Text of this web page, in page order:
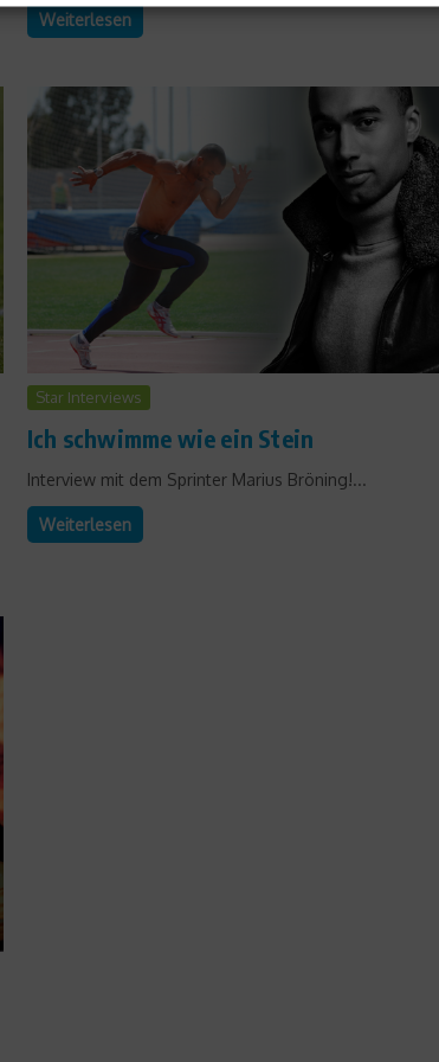
Weiterlesen
Star Interviews
Ich schwimme wie ein Stein
Interview mit dem Sprinter Marius Bröning!...
Weiterlesen